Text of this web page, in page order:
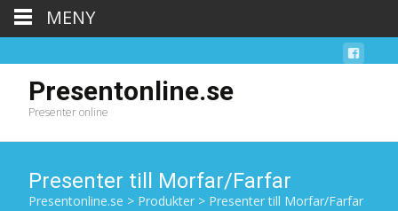
Presentonline.se
Presenter online
Presenter till Morfar/Farfar
Presentonline.se > Produkter > Presenter till Morfar/Farfar
MENY